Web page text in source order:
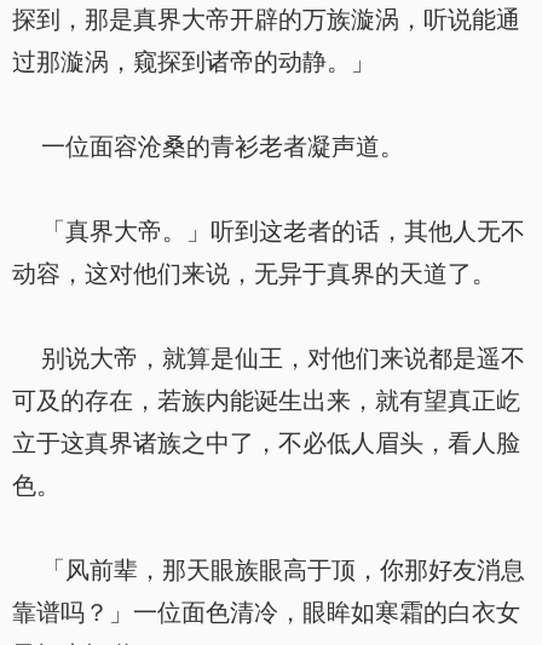
探到，那是真界大帝开辟的万族漩涡，听说能通
过那漩涡，窥探到诸帝的动静。」
一位面容沧桑的青衫老者凝声道。
「真界大帝。」听到这老者的话，其他人无不
动容，这对他们来说，无异于真界的天道了。
别说大帝，就算是仙王，对他们来说都是遥不
可及的存在，若族内能诞生出来，就有望真正屹
立于这真界诸族之中了，不必低人眉头，看人脸
色。
「风前辈，那天眼族眼高于顶，你那好友消息
靠谱吗？」一位面色清冷，眼眸如寒霜的白衣女